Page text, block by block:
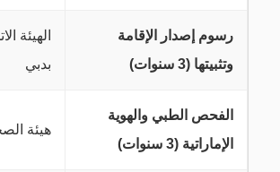
رسوم إصدار الإقامة
وتثبيتها (3 سنوات)
الهيئة
بدبي
الفحص الطبي والهوية
الإماراتية (3 سنوات)
هيئة